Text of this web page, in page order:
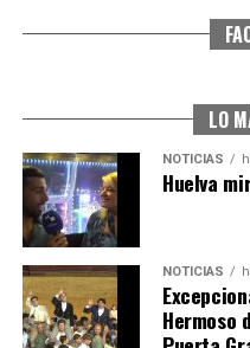
CUARTA CORRIDA DE
LO
NOTICIAS
Huelva
NOTICIAS
Hermoso